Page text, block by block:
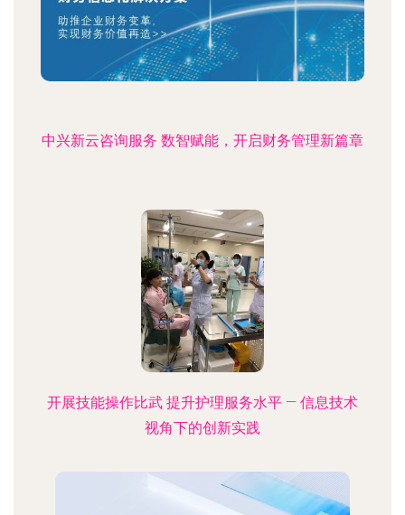
中兴新云咨询服务 数智赋能，开启财务管理新篇章
开展技能操作比武 提升护理服务水平 — 信息技术
视角下的创新实践